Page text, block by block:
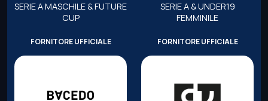
SERIE A MASCHILE & FUTURE
CUP
SERIE A & UNDER19
FEMMINILE
FORNITORE UFFICIALE FORNITORE UFFICIALE